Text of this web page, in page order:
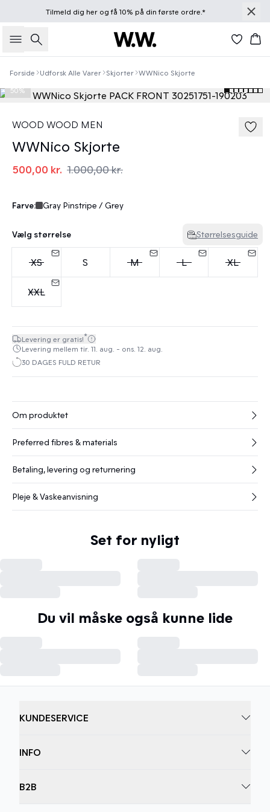
Tilmeld dig herog få 10% på din første ordre.*
Søg
Forside Udforsk Alle Varer Skjorter WWNico Skjorte
50%
WOOD WOOD MEN
WWNico Skjorte
500,00 kr. 1.000,00 kr.
Farve: Gray Pinstripe / Grey
Vælg størrelse Størrelsesguide
XS S M L XL
XXL
Levering er gratis!*
Levering mellem tir. 11. aug. - ons. 12. aug.
30 DAGES FULD RETUR
Om produktet
Preferred fibres & materials
Betaling, levering og returnering
Pleje & Vaskeanvisning
Set for nyligt
Du vil måske også kunne lide
KUNDESERVICE
INFO
B2B